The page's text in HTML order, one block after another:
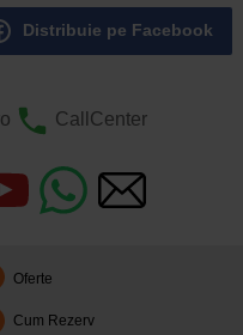
Distribuie pe Facebook
CallCenter
Oferte
Cum Rezerv